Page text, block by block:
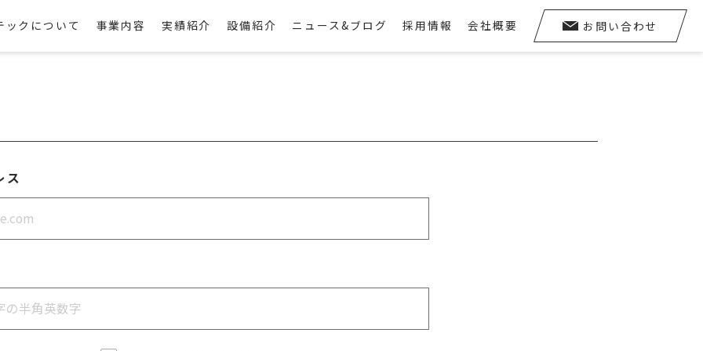
ックについて 事業内容 実績紹介 設備紹介 ニュース&ブログ 採用情報 会社概要 お問い合わせ
ス